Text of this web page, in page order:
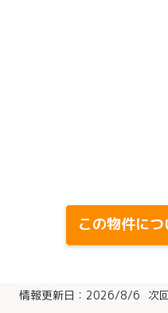
この物件に
情報更新日： 2026/8/6 次